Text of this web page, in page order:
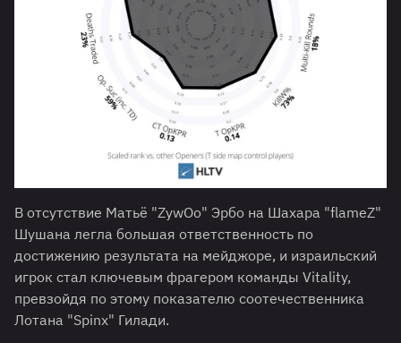
В отсутствие Матьё "ZywOo" Эрбо на Шахара "flameZ"
Шушана легла большая ответственность по
достижению результата на мейджоре, и израильский
игрок стал ключевым фрагером команды Vitality,
превзойдя по этому показателю соотечественника
Лотана "Spinx" Гилади.